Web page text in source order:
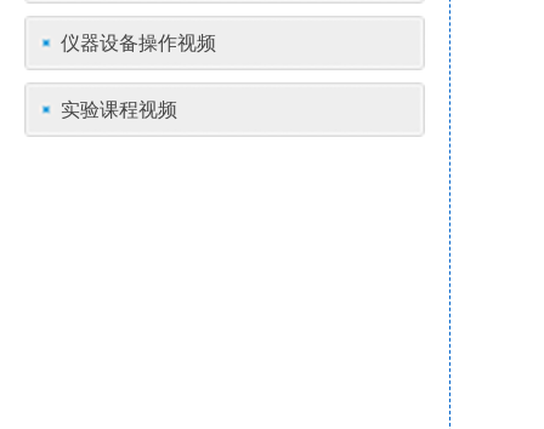
仪器设备操作视频
实验课程视频